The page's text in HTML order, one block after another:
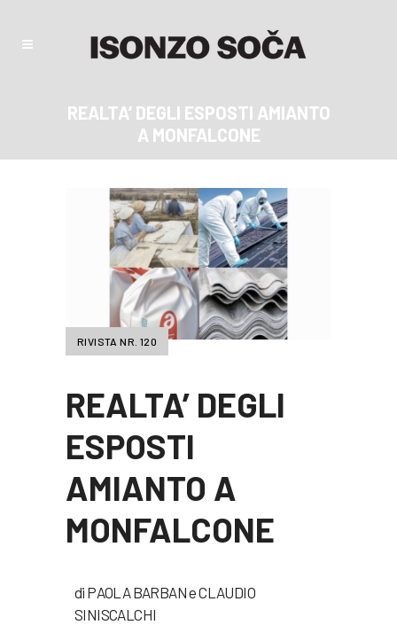
REALTA’ DEGLI ESPOSTI AMIANTO
A MONFALCONE
RIVISTA NR. 120
REALTA’ DEGLI
ESPOSTI
AMIANTO A
MONFALCONE
di PAOLA BARBAN e CLAUDIO
SINISCALCHI